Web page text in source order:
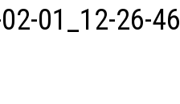
01_12-26-46